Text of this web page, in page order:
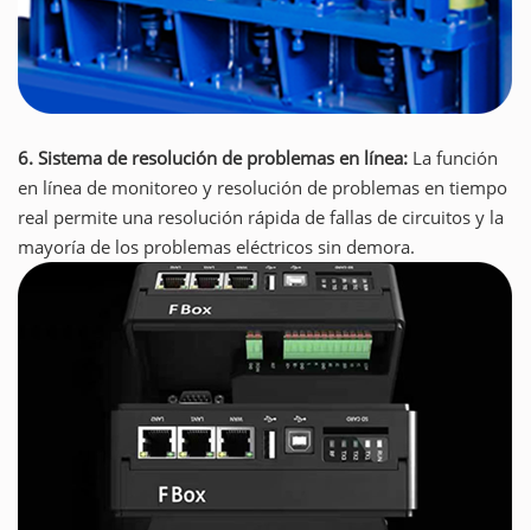
6. Sistema de resolución de problemas en línea: La función
en línea de monitoreo y resolución de problemas en tiempo
real permite una resolución rápida de fallas de circuitos y la
mayoría de los problemas eléctricos sin demora.